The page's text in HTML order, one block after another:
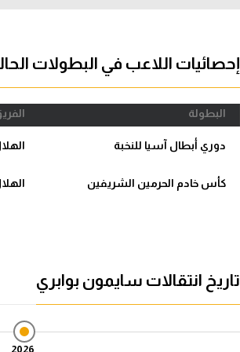
دوري إحصائيات اللاعب في البطولات
البطولة
دوري أبطال آسيا للنخبة
كأس خادم الحرمين الشريفين
تاريخ انتقالات سايمون بوابري
2026